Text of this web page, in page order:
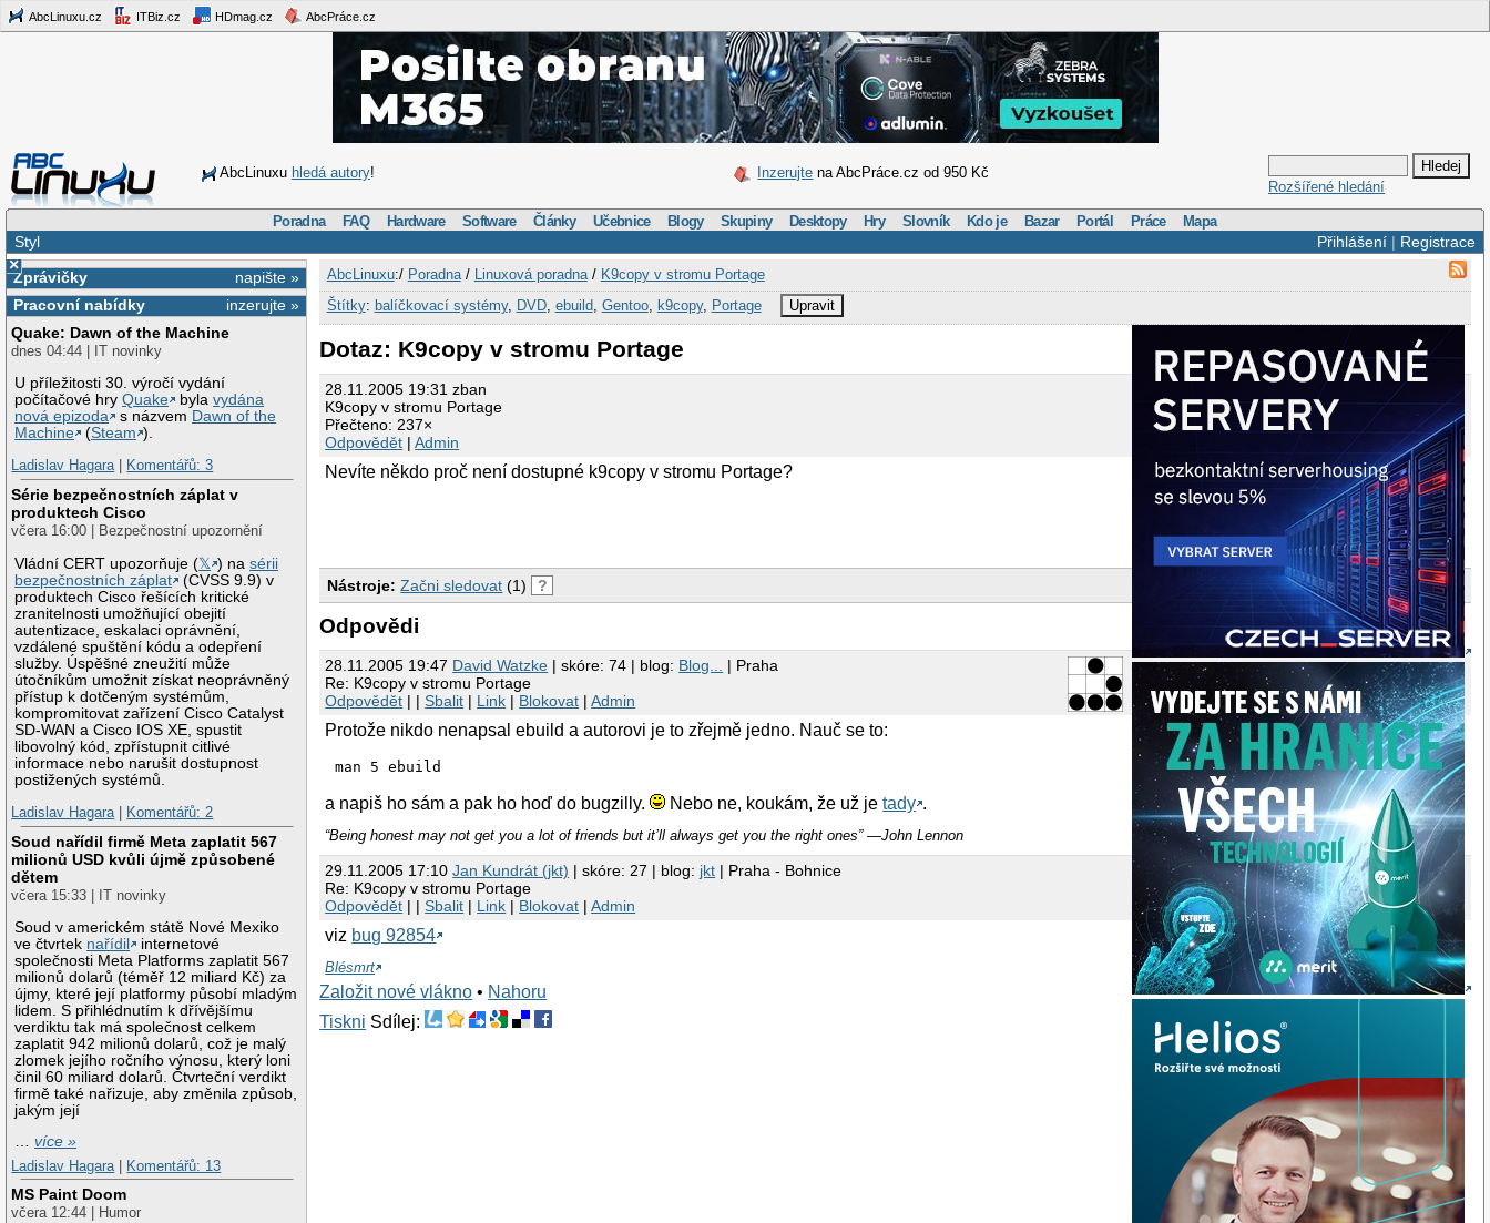
AbcLinuxu.cz ITBiz.cz HDmag.cz AbcPráce.cz
AbcLinuxu hledá autory! Inzerujte na AbcPráce.cz od 950 Kč
Rozšířené hledání
Poradna FAQ Hardware Software Články Učebnice Blogy Skupiny Desktopy Hry Slovník Kdo je Bazar Portál Práce Mapa
Přihlášení| Registrace
Styl
×
napište »
Zprávičky
inzerujte »
Pracovní nabídky
Quake: Dawn of the Machine
dnes 04:44 | IT novinky
U příležitosti 30. výročí vydání
počítačové hryQuake bylavydána
nová epizoda
s názvem Dawn of the
Machine
(Steam ).
Ladislav Hagara| Komentářů: 3
Série bezpečnostních záplat v
produktech Cisco
včera 16:00 | Bezpečnostní upozornění
Vládní CERT upozorňuje (𝕏 ) nasérii
bezpečnostních záplat
(CVSS 9.9) v
produktech Cisco řešících kritické
zranitelnosti umožňující obejití
autentizace, eskalaci oprávnění,
vzdálené spuštění kódu a odepření
služby. Úspěšné zneužití může
útočníkům umožnit získat neoprávněný
přístup k dotčeným systémům,
kompromitovat zařízení Cisco Catalyst
SD-WAN a Cisco IOS XE, spustit
libovolný kód, zpřístupnit citlivé
informace nebo narušit dostupnost
postižených systémů.
Ladislav Hagara| Komentářů: 2
Soud nařídil firmě Meta zaplatit 567
milionů USD kvůli újmě způsobené
dětem
včera 15:33 | IT novinky
Soud v americkém státě Nové Mexiko
ve čtvrtek nařídil
internetové
společnosti Meta Platforms zaplatit 567
milionů dolarů (téměř 12 miliard Kč) za
újmy, které její platformy působí mladým
lidem. S přihlédnutím k dřívějšímu
verdiktu tak má společnost celkem
zaplatit 942 milionů dolarů, což je malý
zlomek jejího ročního výnosu, který loni
činil 60 miliard dolarů. Čtvrteční verdikt
firmě také nařizuje, aby změnila způsob,
jakým její
…více »
Ladislav Hagara
Komentářů: 13
MS Paint Doom
včera 12:44 | Humor
AbcLinuxu:/ Poradna/ Linuxová poradna/ K9copy v stromu Portage
Štítky: balíčkovací systémy, DVD, ebuild, Gentoo, k9copy, Portage Upravit
Dotaz: K9copy v stromu Portage
28.11.2005 19:31 zban
K9copy v stromu Portage
Přečteno: 237×
Odpovědět |Admin
Nevíte někdo proč není dostupné k9copy v stromu Portage?
Nástroje: Začni sledovat (1) ?
Odpovědi
28.11.2005 19:47 David Watzke | skóre: 74 | blog: Blog...
| Praha
Re: K9copy v stromu Portage
Odpovědět | |Sbalit | Link | Blokovat |Admin
Protože nikdo nenapsal ebuild a autorovi je to zřejmě jedno. Nauč se to:
man 5 ebuild
a napiš ho sám a pak ho hoď do bugzilly. Nebo ne, koukám, že už jetady .
“Being honest may not get you a lot of friends but it’ll always get you the right ones” ―John Lennon
29.11.2005 17:10Jan Kundrát (jkt) | skóre: 27 | blog: jkt | Praha - Bohnice
Re: K9copy v stromu Portage
Odpovědět | |Sbalit | Link | Blokovat |Admin
viz bug 92854
Blésmrt
Založit nové vlákno • Nahoru
Tiskni Sdílej: